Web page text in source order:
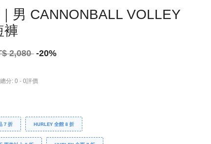
男 CANNONBALL VOLLEY
褲
2,080 -20%
總分:0 -0評價
7 折 HURLEY 全館 8 折